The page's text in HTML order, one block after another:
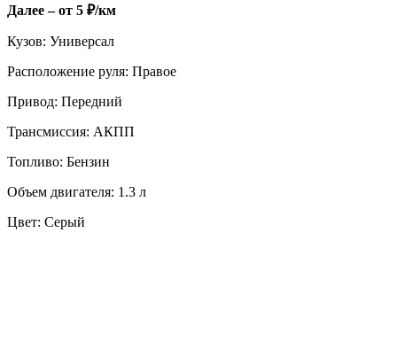
Далее – от 5 ₽/км
Кузов: Универсал
Расположение руля: Правое
Привод: Передний
Трансмиссия: АКПП
Топливо: Бензин
Объем двигателя: 1.3 л
Цвет: Серый